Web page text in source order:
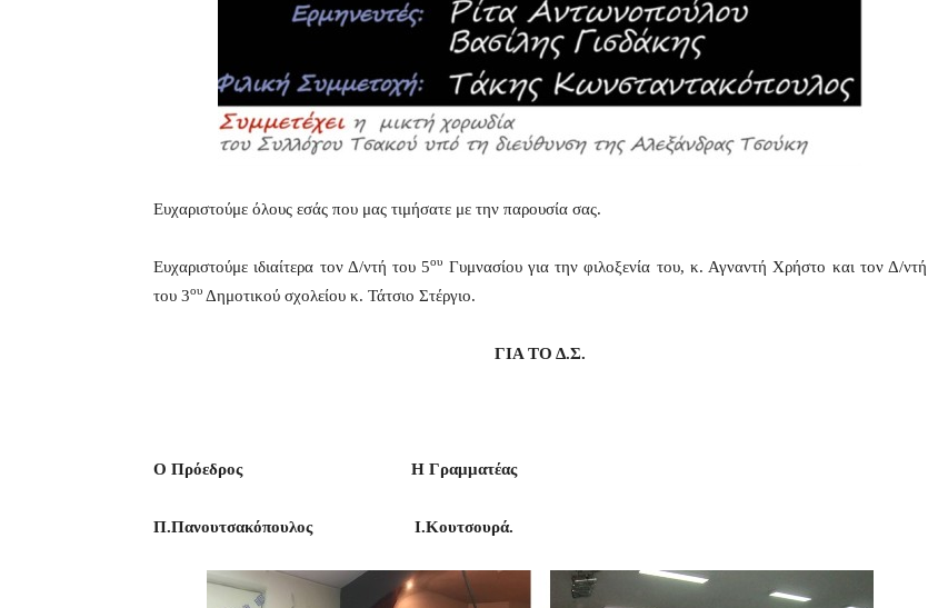
Ευχαριστούμε όλους εσάς που μας τιμήσατε με την παρουσία σας.
Ευχαριστούμε ιδιαίτερα τον Δ/ντή του 5ου Γυμνασίου για την φιλοξενία του, κ. Αγναντή Χρήστο και τον Δ/ντή
του 3ου Δημοτικού σχολείου κ. Τάτσιο Στέργιο.
ΓΙΑ ΤΟ Δ.Σ.
Ο Πρόεδρος Η Γραμματέας
Π.Πανουτσακόπουλος Ι.Κουτσουρά.